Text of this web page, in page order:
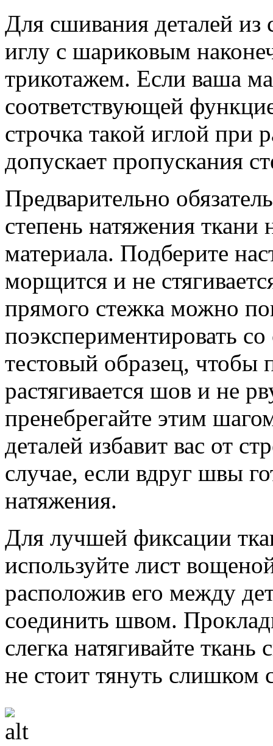
Для сшивания деталей из
иглу с шариковым
трикотажем. Если ваша
соответствующей
строчка такой иглой при
допускает пропускания
Предварительно
степень натяжения
материала. Подберите
морщится и не
прямого стежка можно
поэкспериментировать со
тестовый образец, чтобы
растягивается шов и не
пренебрегайте этим
деталей избавит вас от
случае, если вдруг швы
натяжения.
Для лучшей фиксации
используйте лист
расположив его между
соединить швом.
слегка натягивайте
не стоит тянуть слишком